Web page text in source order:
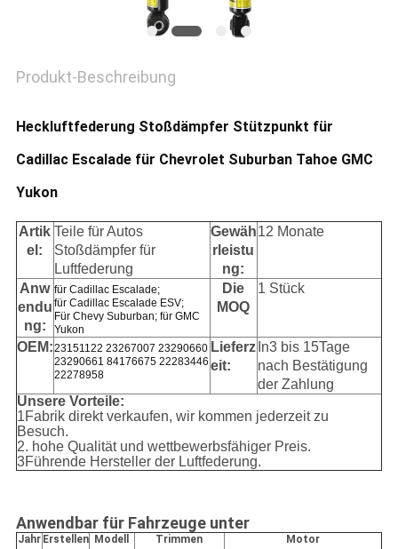
Produkt-Beschreibung
Heckluftfederung Stoßdämpfer Stützpunkt für
Cadillac Escalade für Chevrolet Suburban Tahoe GMC
Yukon
Artik
el:
Teile für Autos
Stoßdämpfer für
Luftfederung
Gewäh
rleistu
ng:
12 Monate
Anw
endu
ng:
für Cadillac Escalade;
für Cadillac Escalade ESV;
Für Chevy Suburban; für GMC
Yukon
Die
MOQ
1 Stück
OEM:23151122 23267007 23290660
23290661 84176675 22283446
22278958
Lieferz
eit:
In3 bis 15Tage
nach Bestätigung
der Zahlung
Unsere Vorteile:
1Fabrik direkt verkaufen, wir kommen jederzeit zu
Besuch.
2. hohe Qualität und wettbewerbsfähiger Preis.
3Führende Hersteller der Luftfederung.
Anwendbar für Fahrzeuge unter
Jahr Erstellen Modell Trimmen
Motor